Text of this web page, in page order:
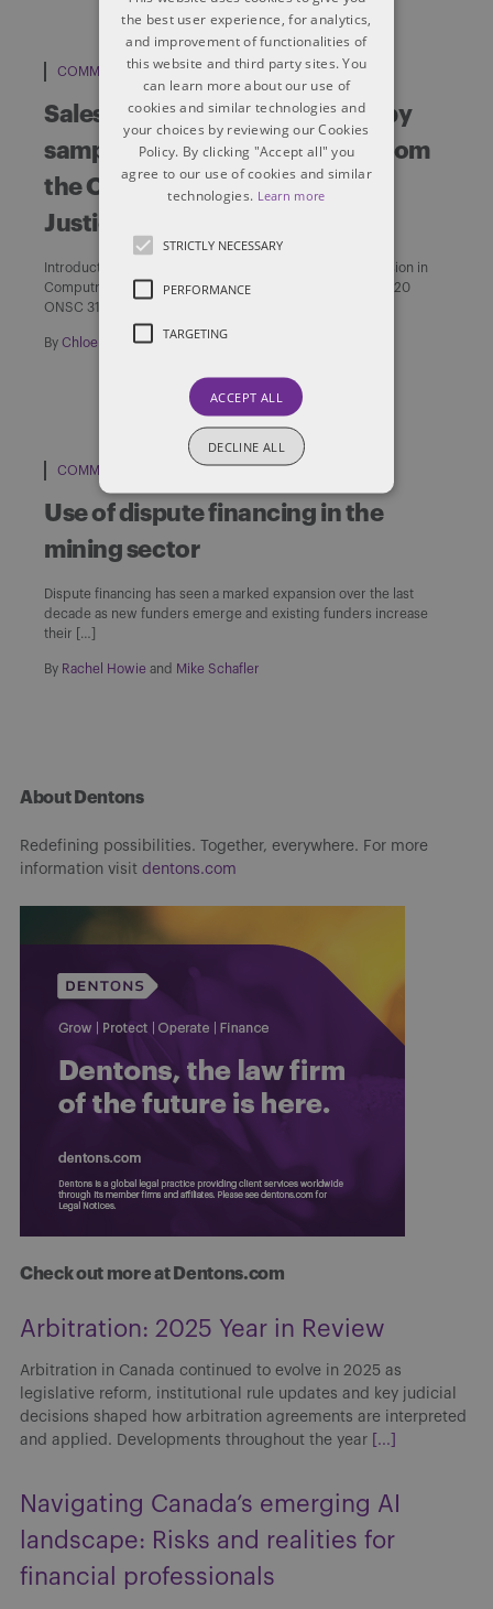
COMMERCIAL LITIGATION
Sales by description and sales by
sample – important guidance from
the Ontario Superior Court of
Justice
Introduction The Superior Court of Justice’s recent decision in
Computron Systems International Inc. v. Ladhani et al., 2020
ONSC 3188, […]
By Chloe Snider
COMMERCIAL LITIGATION MINING
Use of dispute financing in the
mining sector
Dispute financing has seen a marked expansion over the last
decade as new funders emerge and existing funders increase
their […]
By Rachel Howie and Mike Schafler
About Dentons
Redefining possibilities. Together, everywhere. For more
information visit dentons.com
Check out more at Dentons.com
Arbitration: 2025 Year in Review
Arbitration in Canada continued to evolve in 2025 as
legislative reform, institutional rule updates and key judicial
decisions shaped how arbitration agreements are interpreted
and applied. Developments throughout the year
[...]
Navigating Canada’s emerging AI
landscape: Risks and realities for
financial professionals
the best user experience, for analytics,
and improvement of functionalities of
this website and third party sites. You
can learn more about our use of
cookies and similar technologies and
your choices by reviewing our Cookies
Policy. By clicking "Accept all" you
agree to our use of cookies and similar
technologies. Learn more
STRICTLY NECESSARY
PERFORMANCE
TARGETING
ACCEPT ALL
DECLINE ALL